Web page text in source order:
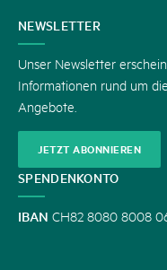
KONTAKT
NEWSLETTER
Unser Newsletter
Informationen rund um
Angebote.
JETZT ABONNIEREN
SPENDENKONTO
IBAN CH82 8080 8008